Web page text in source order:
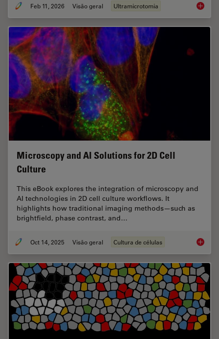
Feb 11, 2026 Visão geral Ultramicrotomia
Microscopy and AI Solutions for 2D Cell
Culture
This eBook explores the integration of microscopy and
AI technologies in 2D cell culture workflows. It
highlights how traditional imaging methods—such as
brightfield, phase contrast, and…
Oct 14, 2025 Visão geral Cultura de células